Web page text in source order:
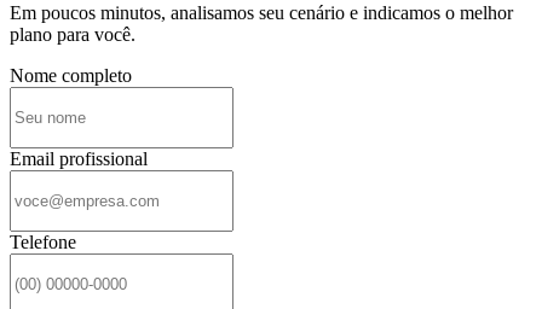
Em poucos minutos, analisamos seu cenário e indicamos o melhor
plano para você.
Nome completo
Email profissional
Telefone